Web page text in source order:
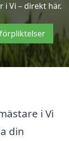
Vi – direkt här.
i Vi
din